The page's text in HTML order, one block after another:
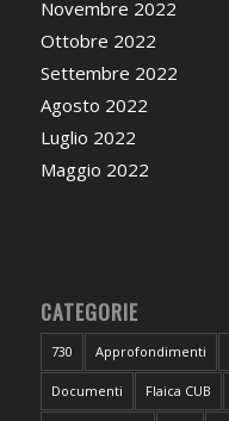
Novembre 2022
Ottobre 2022
Settembre 2022
Agosto 2022
Luglio 2022
Maggio 2022
CATEGORIE
730 Approfondimenti
Documenti Flaica CUB